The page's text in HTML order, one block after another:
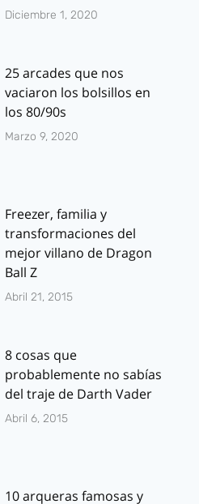
Diciembre 1, 2020
25 arcades que nos
vaciaron los bolsillos en
los 80/90s
Marzo 9, 2020
Freezer, familia y
transformaciones del
mejor villano de Dragon
Ball Z
Abril 21, 2015
8 cosas que
probablemente no sabías
del traje de Darth Vader
Abril 6, 2015
10 arqueras famosas y